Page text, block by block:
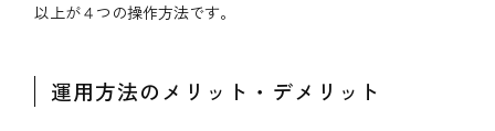
以上が４つの操作方法です。
運用方法のメリット・デメリット